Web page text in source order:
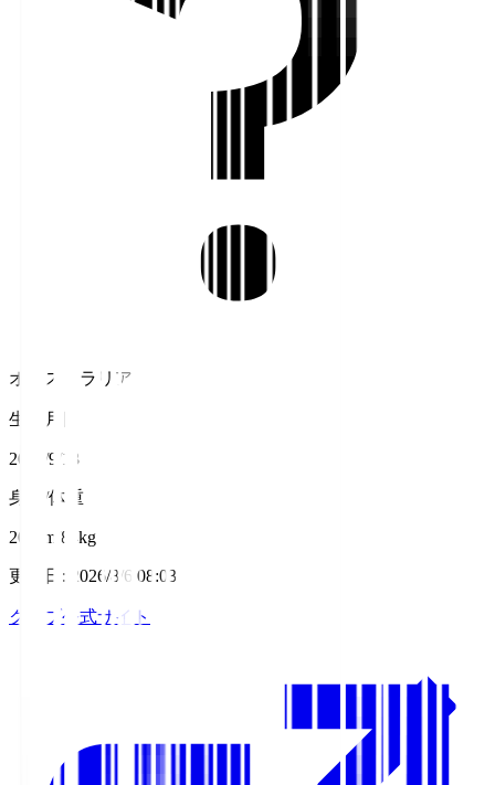
オーストラリア
生年月日
2007/9/18
身長/体重
200cm/84kg
更新日 : 2026/8/6 08:03
クラブ公式サイト